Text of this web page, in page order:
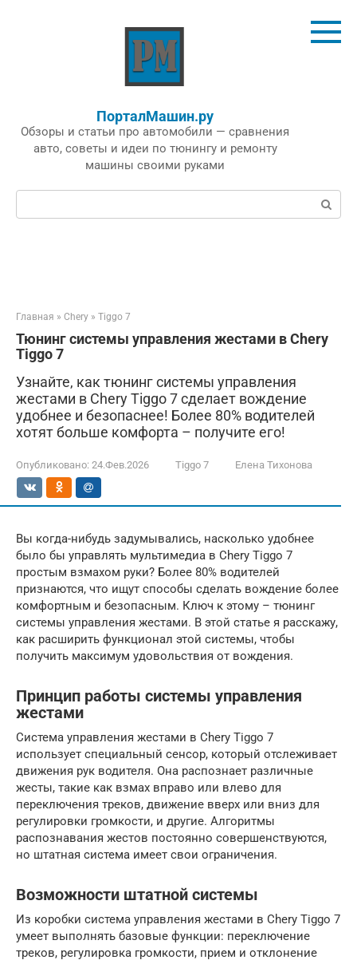
ПорталМашин.ру
Обзоры и статьи про автомобили — сравнения
авто, советы и идеи по тюнингу и ремонту
машины своими руками
Поиск:
Главная » Chery » Tiggo 7
Тюнинг системы управления жестами в Chery
Tiggo 7
Узнайте, как тюнинг системы управления
жестами в Chery Tiggo 7 сделает вождение
удобнее и безопаснее! Более 80% водителей
хотят больше комфорта – получите его!
Опубликовано: 24.Фев.2026 Tiggo 7 Елена Тихонова
Вы когда-нибудь задумывались, насколько удобнее
было бы управлять мультимедиа в Chery Tiggo 7
простым взмахом руки? Более 80% водителей
признаются, что ищут способы сделать вождение более
комфортным и безопасным. Ключ к этому – тюнинг
системы управления жестами. В этой статье я расскажу,
как расширить функционал этой системы, чтобы
получить максимум удовольствия от вождения.
Принцип работы системы управления
жестами
Система управления жестами в Chery Tiggo 7
использует специальный сенсор, который отслеживает
движения рук водителя. Она распознает различные
жесты, такие как взмах вправо или влево для
переключения треков, движение вверх или вниз для
регулировки громкости, и другие. Алгоритмы
распознавания жестов постоянно совершенствуются,
но штатная система имеет свои ограничения.
Возможности штатной системы
Из коробки система управления жестами в Chery Tiggo 7
умеет выполнять базовые функции: переключение
треков, регулировка громкости, прием и отклонение